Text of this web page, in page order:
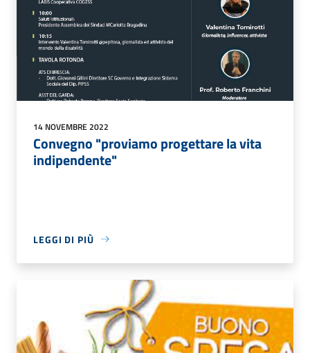
14 NOVEMBRE 2022
Convegno "proviamo progettare la vita
indipendente"
LEGGI DI PIÙ